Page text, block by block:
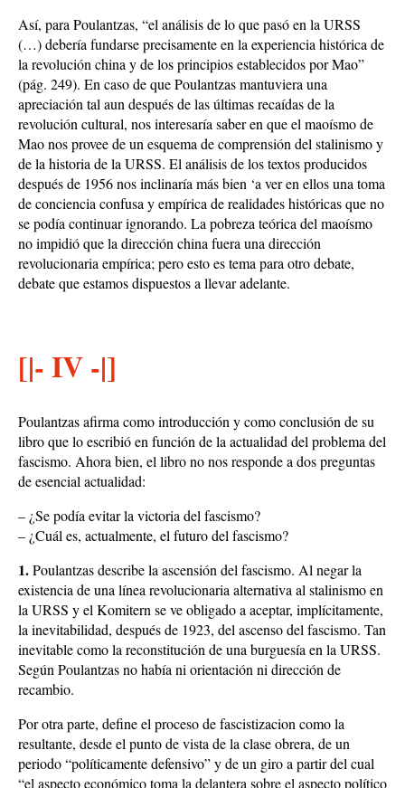
Así, para Poulantzas, “el análisis de lo que pasó en la URSS
(…) debería fundarse precisamente en la experiencia histórica de
la revolución china y de los principios establecidos por Mao”
(pág. 249). En caso de que Poulantzas mantuviera una
apreciación tal aun después de las últimas recaídas de la
revolución cultural, nos interesaría saber en que el maoísmo de
Mao nos provee de un esquema de comprensión del stalinismo y
de la historia de la URSS. El análisis de los textos producidos
después de 1956 nos inclinaría más bien ‘a ver en ellos una toma
de conciencia confusa y empírica de realidades históricas que no
se podía continuar ignorando. La pobreza teórica del maoísmo
no impidió que la dirección china fuera una dirección
revolucionaria empírica; pero esto es tema para otro debate,
debate que estamos dispuestos a llevar adelante.
[|- IV -|]
Poulantzas afirma como introducción y como conclusión de su
libro que lo escribió en función de la actualidad del problema del
fascismo. Ahora bien, el libro no nos responde a dos preguntas
de esencial actualidad:
– ¿Se podía evitar la victoria del fascismo?
– ¿Cuál es, actualmente, el futuro del fascismo?
1.Poulantzas describe la ascensión del fascismo. Al negar la
existencia de una línea revolucionaria alternativa al stalinismo en
la URSS y el Komitern se ve obligado a aceptar, implícitamente,
la inevitabilidad, después de 1923, del ascenso del fascismo. Tan
inevitable como la reconstitución de una burguesía en la URSS.
Según Poulantzas no había ni orientación ni dirección de
recambio.
Por otra parte, define el proceso de fascistizacion como la
resultante, desde el punto de vista de la clase obrera, de un
periodo “políticamente defensivo” y de un giro a partir del cual
“el aspecto económico toma la delantera sobre el aspecto político